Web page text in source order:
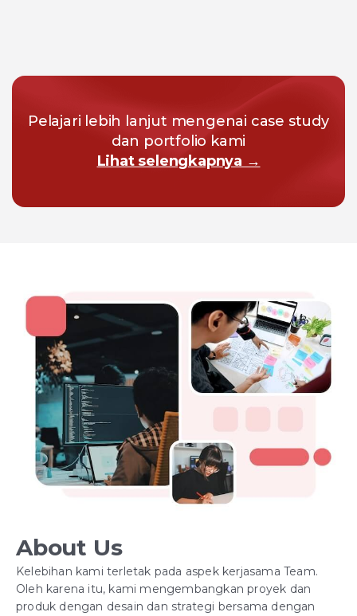
Pelajari lebih lanjut mengenai case study
dan portfolio kami
Lihat selengkapnya →
About Us
Kelebihan kami terletak pada aspek kerjasama Team.
Oleh karena itu, kami mengembangkan proyek dan
produk dengan desain dan strategi bersama dengan